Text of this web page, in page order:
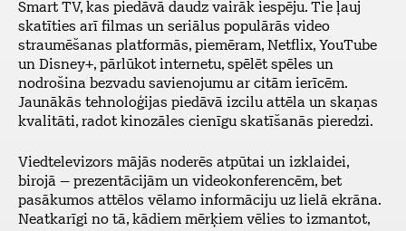
Smart TV, kas piedāvā daudz vairāk iespēju. Tie ļauj
skatīties arī filmas un seriālus populārās video
straumēšanas platformās, piemēram, Netflix, YouTube
un Disney+, pārlūkot internetu, spēlēt spēles un
nodrošina bezvadu savienojumu ar citām ierīcēm.
Jaunākās tehnoloģijas piedāvā izcilu attēla un skaņas
kvalitāti, radot kinozāles cienīgu skatīšanās pieredzi.
Viedtelevizors mājās noderēs atpūtai un izklaidei,
birojā – prezentācijām un videokonferencēm, bet
pasākumos attēlos vēlamo informāciju uz lielā ekrāna.
Neatkarīgi no tā, kādiem mērķiem vēlies to izmantot,